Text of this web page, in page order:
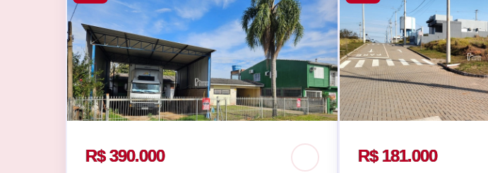
R$ 390.000
R$ 181.000